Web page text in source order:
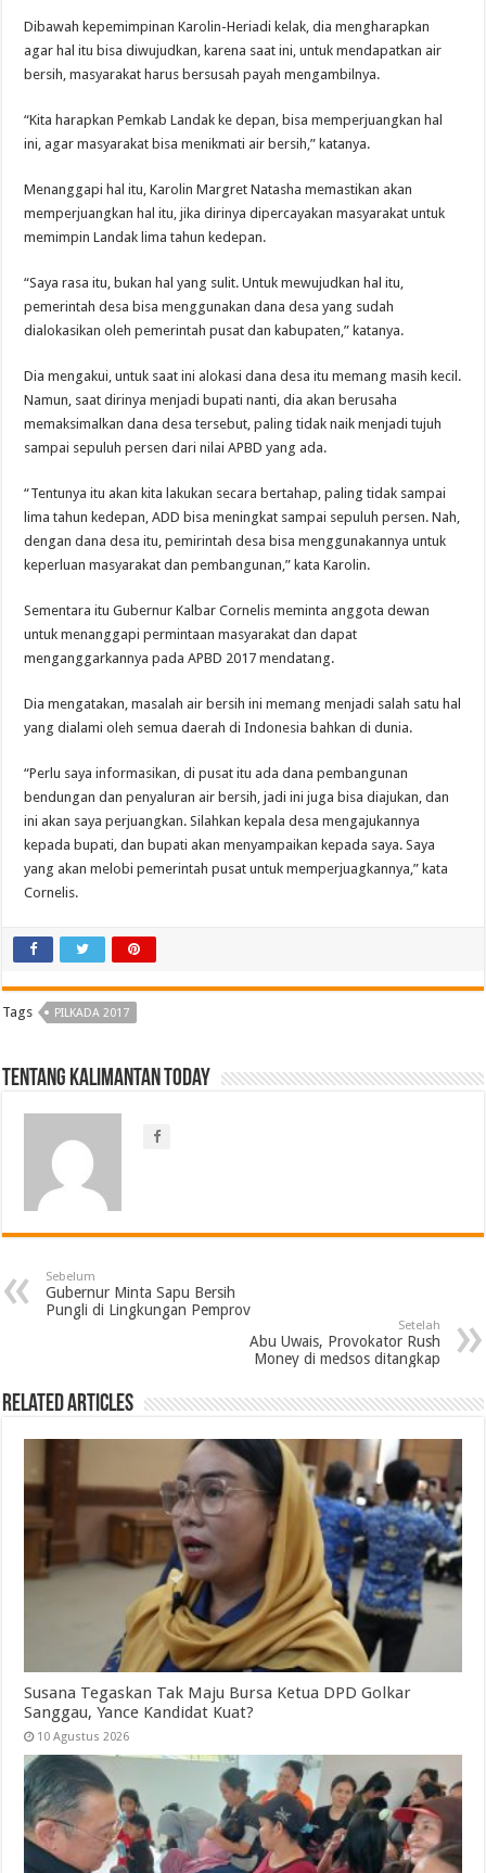
Dibawah kepemimpinan Karolin-Heriadi kelak, dia mengharapkan
agar hal itu bisa diwujudkan, karena saat ini, untuk mendapatkan air
bersih, masyarakat harus bersusah payah mengambilnya.
“Kita harapkan Pemkab Landak ke depan, bisa memperjuangkan hal
ini, agar masyarakat bisa menikmati air bersih,” katanya.
Menanggapi hal itu, Karolin Margret Natasha memastikan akan
memperjuangkan hal itu, jika dirinya dipercayakan masyarakat untuk
memimpin Landak lima tahun kedepan.
“Saya rasa itu, bukan hal yang sulit. Untuk mewujudkan hal itu,
pemerintah desa bisa menggunakan dana desa yang sudah
dialokasikan oleh pemerintah pusat dan kabupaten,” katanya.
Dia mengakui, untuk saat ini alokasi dana desa itu memang masih kecil.
Namun, saat dirinya menjadi bupati nanti, dia akan berusaha
memaksimalkan dana desa tersebut, paling tidak naik menjadi tujuh
sampai sepuluh persen dari nilai APBD yang ada.
“Tentunya itu akan kita lakukan secara bertahap, paling tidak sampai
lima tahun kedepan, ADD bisa meningkat sampai sepuluh persen. Nah,
dengan dana desa itu, pemirintah desa bisa menggunakannya untuk
keperluan masyarakat dan pembangunan,” kata Karolin.
Sementara itu Gubernur Kalbar Cornelis meminta anggota dewan
untuk menanggapi permintaan masyarakat dan dapat
menganggarkannya pada APBD 2017 mendatang.
Dia mengatakan, masalah air bersih ini memang menjadi salah satu hal
yang dialami oleh semua daerah di Indonesia bahkan di dunia.
“Perlu saya informasikan, di pusat itu ada dana pembangunan
bendungan dan penyaluran air bersih, jadi ini juga bisa diajukan, dan
ini akan saya perjuangkan. Silahkan kepala desa mengajukannya
kepada bupati, dan bupati akan menyampaikan kepada saya. Saya
yang akan melobi pemerintah pusat untuk memperjuagkannya,” kata
Cornelis.
Tags PILKADA 2017
Tentang Kalimantan Today
Sebelum
Gubernur Minta Sapu Bersih
Pungli di Lingkungan Pemprov
Setelah
Abu Uwais, Provokator Rush
Money di medsos ditangkap
Related Articles
Susana Tegaskan Tak Maju Bursa Ketua DPD Golkar
Sanggau, Yance Kandidat Kuat?
10 Agustus 2026